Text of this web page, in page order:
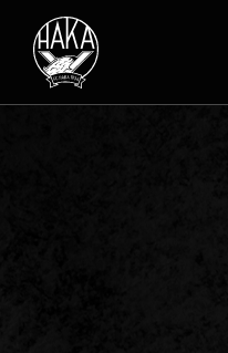
Siirry sisältöön